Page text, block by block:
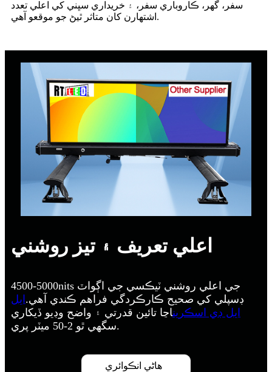
سفر، گهر، ڪاروباري سفر، ۽ خريداري سڀني کي اعلي تعدد
اشتهارن کان متاثر ٿيڻ جو موقعو آهي.
اعلي تعريف ۽ تيز روشني
4500-5000nits جي اعلي روشني ٽيڪسي جي اڳواٽ
ڊسپلي کي صحيح ڪارڪردگي فراهم ڪندي آهي. ايل
ايل ڊي اسڪريناڃا تائين قدرتي ۽ واضح وڊيو ڏيکاري
سگهي ٿو 2-50 ميٽر پري.
هاڻي انڪوائري